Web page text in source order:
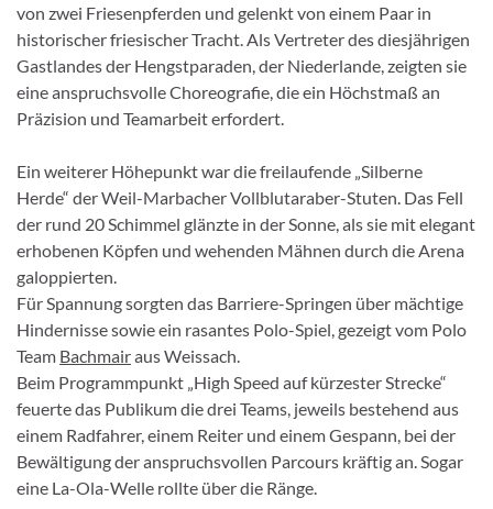
von zwei Friesenpferden und gelenkt von einem Paar in
historischer friesischer Tracht. Als Vertreter des diesjährigen
Gastlandes der Hengstparaden, der Niederlande, zeigten sie
eine anspruchsvolle Choreografie, die ein Höchstmaß an
Präzision und Teamarbeit erfordert.
Ein weiterer Höhepunkt war die freilaufende „Silberne
Herde“ der Weil-Marbacher Vollblutaraber-Stuten. Das Fell
der rund 20 Schimmel glänzte in der Sonne, als sie mit elegant
erhobenen Köpfen und wehenden Mähnen durch die Arena
galoppierten.
Für Spannung sorgten das Barriere-Springen über mächtige
Hindernisse sowie ein rasantes Polo-Spiel, gezeigt vom Polo
Team Bachmairaus Weissach.
Beim Programmpunkt „High Speed auf kürzester Strecke“
feuerte das Publikum die drei Teams, jeweils bestehend aus
einem Radfahrer, einem Reiter und einem Gespann, bei der
Bewältigung der anspruchsvollen Parcours kräftig an. Sogar
eine La-Ola-Welle rollte über die Ränge.